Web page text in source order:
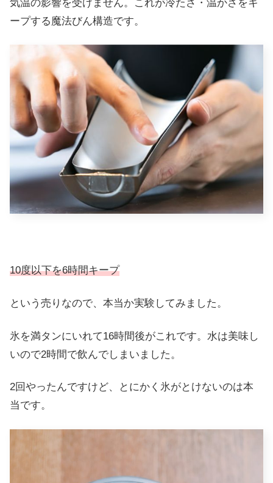
気温の影響を受けません。これが冷たさ・温かさをキ
ープする魔法びん構造です。
10度以下を6時間キープ
という売りなので、本当か実験してみました。
氷を満タンにいれて16時間後がこれです。水は美味し
いので2時間で飲んでしまいました。
2回やったんですけど、とにかく氷がとけないのは本
当です。